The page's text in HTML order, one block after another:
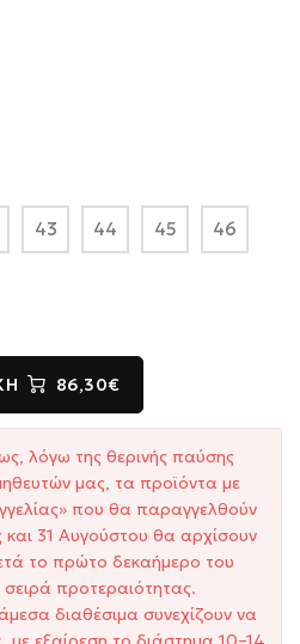
43 44 45 46
86,30€
λόγω της θερινής παύσης
μας, τα προϊόντα με
που θα παραγγελθούν
31 Αυγούστου θα αρχίσουν
το πρώτο δεκαήμερο του
σειρά προτεραιότητας.
διαθέσιμα συνεχίζουν να